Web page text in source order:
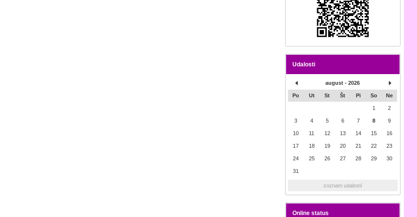
Udalosti
august - 2026
Po Ut St Št Pi So Ne
1 2
3 4 5 6 7 8 9
10 11 12 13 14 15 16
17 18 19 20 21 22 23
24 25 26 27 28 29 30
31
zoznam udalostí
Online status